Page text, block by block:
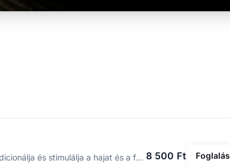
A Morgan’s Grooming Hair Tonic Bay Rum felfrissíti, kondicionálja és stimulálja a hajat és a fejbőrt, természetes tartást és textúrát adva neki. A benne lévő búzaprotein erősíti a haj szerkezetét, a kávé- és komlókivonat pedig energetizálja a fejbőrt és elősegíti az egészséges haj növekedését. Klasszikus bay rum illatával minden hajtípushoz ajánlott, és a hajformázás előtt előformázóként használva dúsabb, frissebb frizurát eredményez. 8 500 Ft Foglalás